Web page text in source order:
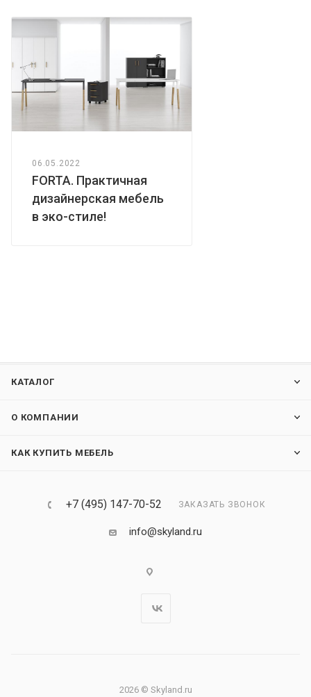
06.05.2022
FORTA. Практичная
дизайнерская мебель
в эко-стиле!
КАТАЛОГ
О КОМПАНИИ
КАК КУПИТЬ МЕБЕЛЬ
+7 (495) 147-70-52 ЗАКАЗАТЬ ЗВОНОК
info@skyland.ru
2026 © Skyland.ru